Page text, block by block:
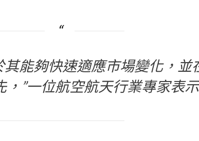
其能夠快速適應市場變化，並
”一位航空航天行業專家表